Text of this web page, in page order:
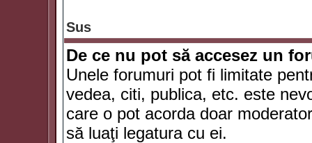
Sus
De ce nu pot să accesez un
Unele forumuri pot fi limitate
vedea, citi, publica, etc. este
care o pot acorda doar
să luaţi legatura cu ei.